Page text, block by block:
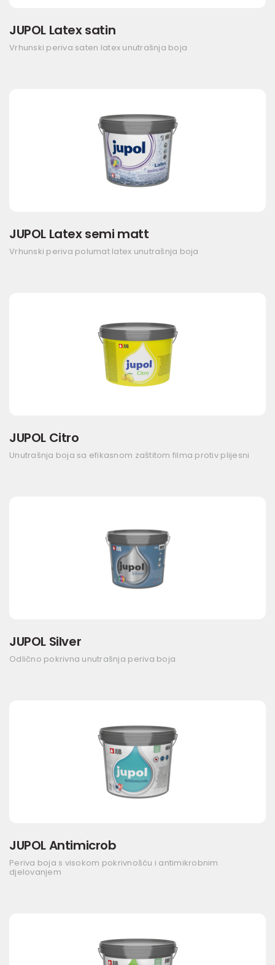
JUPOL Latex satin
Vrhunski periva saten latex unutrašnja boja
JUPOL Latex semi matt
Vrhunski periva polumat latex unutrašnja boja
JUPOL Citro
Unutrašnja boja sa efikasnom zaštitom filma protiv plijesni
JUPOL Silver
Odlično pokrivna unutrašnja periva boja
JUPOL Antimicrob
Periva boja s visokom pokrivnošću i antimikrobnim
djelovanjem